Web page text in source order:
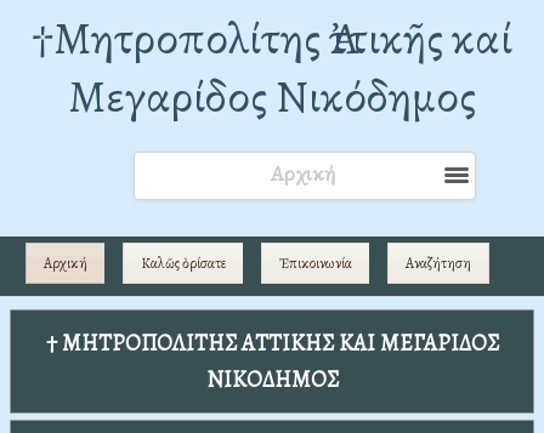
†Mητροπολίτης Ἀττικῆς καί
Μεγαρίδος Νικόδημος
Αρχική
Αρχική Καλῶς ὁρίσατε Ἐπικοινωνία Αναζήτηση
† ΜΗΤΡΟΠΟΛΙΤΗΣ ΑΤΤΙΚΗΣ ΚΑΙ ΜΕΓΑΡΙΔΟΣ
ΝΙΚΟΔΗΜΟΣ